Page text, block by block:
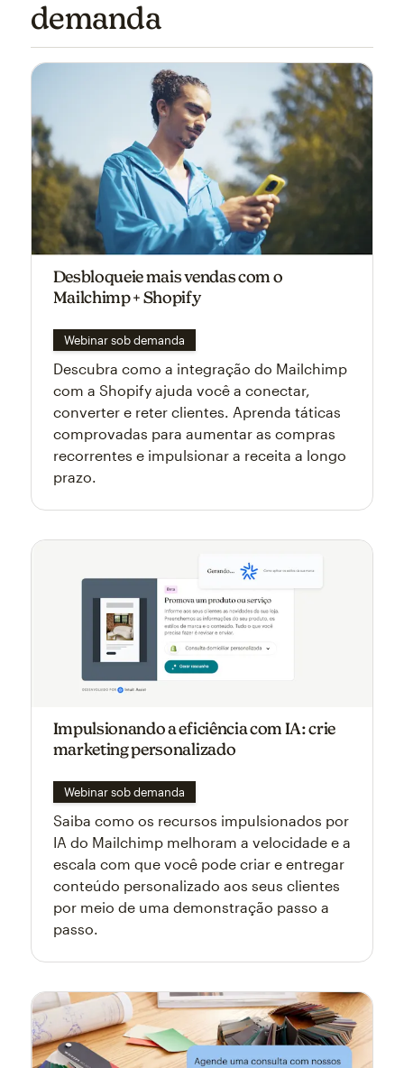
demanda
Desbloqueie mais vendas com o
Mailchimp + Shopify
Webinar sob demanda
Descubra como a integração do Mailchimp
com a Shopify ajuda você a conectar,
converter e reter clientes. Aprenda táticas
comprovadas para aumentar as compras
recorrentes e impulsionar a receita a longo
prazo.
Impulsionando a eficiência com IA: crie
marketing personalizado
Webinar sob demanda
Saiba como os recursos impulsionados por
IA do Mailchimp melhoram a velocidade e a
escala com que você pode criar e entregar
conteúdo personalizado aos seus clientes
por meio de uma demonstração passo a
passo.